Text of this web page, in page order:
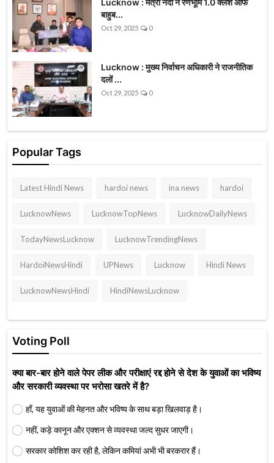
Lucknow : मंत्री नंदी ने रणभूमि 1.0 क्लैश ऑफ
बाहुब...
Oct 29, 2025 0
Lucknow : मुख्य निर्वाचन अधिकारी ने राजनीतिक
दलों ...
Oct 29, 2025 0
Popular Tags
Latest Hindi News hardoi news ina news hardoi
LucknowNews LucknowTopNews LucknowDailyNews
TodayNewsLucknow LucknowTrendingNews
HardoiNewsHindi UPNews Lucknow Hindi News
LucknowNewsHindi HindiNewsLucknow
Voting Poll
क्या बार-बार होने वाले पेपर लीक और परीक्षाएं रद्द होने से देश के युवाओं का भविष्य
और सरकारी व्यवस्था पर भरोसा खतरे में है?
हाँ, यह युवाओं की मेहनत और भविष्य के साथ बड़ा खिलवाड़ है।
नहीं, कड़े कानून और एक्शन से व्यवस्था जल्द सुधर जाएगी।
सरकार कोशिश कर रही है, लेकिन कमियां अभी भी बरकरार हैं।